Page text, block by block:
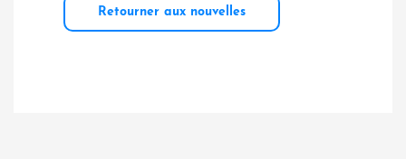
Retourner aux nouvelles